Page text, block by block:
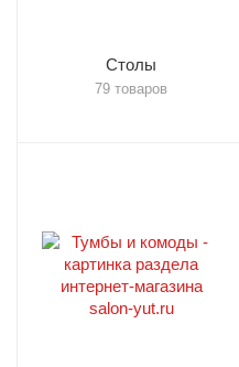
Столы
79 товаров